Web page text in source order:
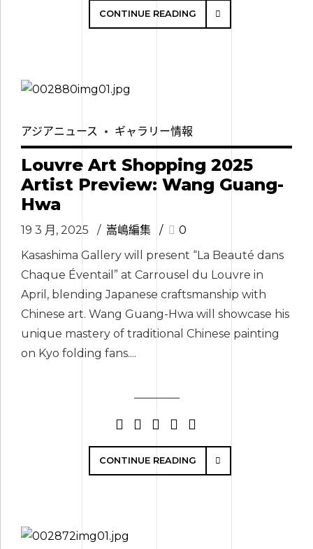
CONTINUE READING
アジアニュース ギャラリー情報
Louvre Art Shopping 2025
Artist Preview: Wang Guang-
Hwa
19 3 月, 2025 嵩嶋編集
0
Kasashima Gallery will present “La Beauté dans
Chaque Éventail” at Carrousel du Louvre in
April, blending Japanese craftsmanship with
Chinese art. Wang Guang-Hwa will showcase his
unique mastery of traditional Chinese painting
on Kyo folding fans....
CONTINUE READING